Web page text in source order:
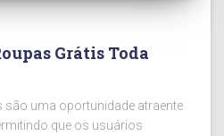
Grátis Toda
são uma oportunidade atraente
que os usuários